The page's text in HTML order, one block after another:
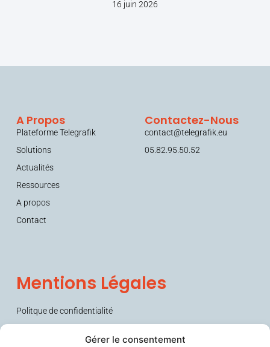
Gérer le consentement
16 juin 2026
A Propos
Plateforme Telegrafik
Solutions
Actualités
Ressources
A propos
Contact
Contactez-Nous
contact@telegrafik.eu
05.82.95.50.52
Mentions Légales
Politque de confidentialité